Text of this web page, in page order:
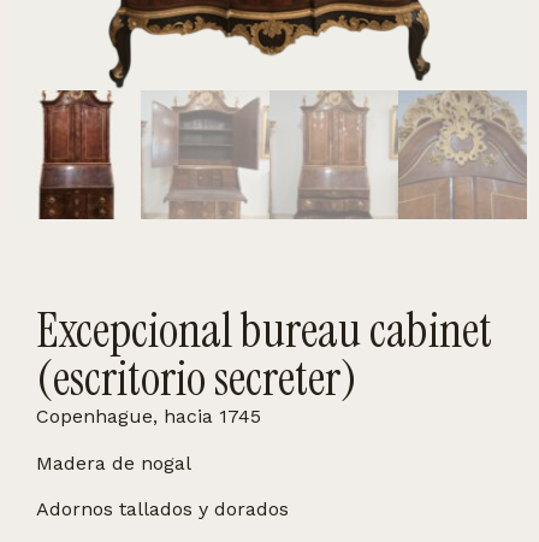
Excepcional bureau cabinet
(escritorio secreter)
Copenhague, hacia 1745
Madera de nogal
Adornos tallados y dorados